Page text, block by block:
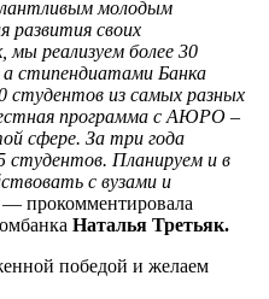
молодым
развития своих
мы реализуем более 30
стипендиатами Банка
студентов из самых разных
программа с АЮРО –
сфере. За три года
студентов. Планируем и в
с вузами и
— прокомментировала
Наталья Третьяк.
победой и желаем